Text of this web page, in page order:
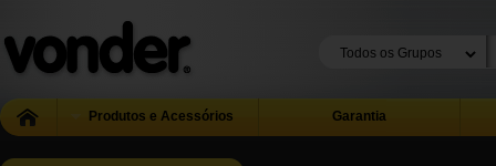
Produtos e Acessórios Garantia